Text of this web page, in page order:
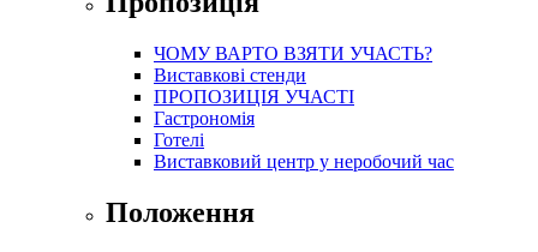
ЧОМУ ВАРТО ВЗЯТИ УЧАСТЬ?
Виставкові стенди
ПРОПОЗИЦІЯ УЧАСТІ
Гастрономія
Готелі
Виставковий центр у неробочий час
Положення